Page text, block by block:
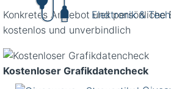
Elektronik &
Konkretes Angebot und persönliche
kostenlos und unverbindlich
Kostenloser Grafikdatencheck